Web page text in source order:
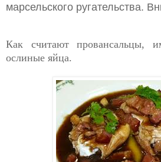
марсельского ругательства.
Как считают провансальцы,
ослиные яйца.